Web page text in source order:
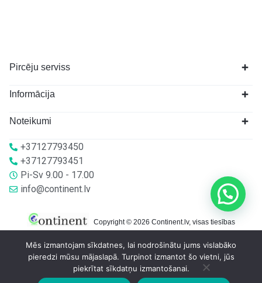
Pircēju serviss
Informācija
Noteikumi
+37127793450
+37127793451
Pi-Sv 9.00 - 17.00
info@continent.lv
Copyright © 2026 Continent.lv, visas tiesības
Mēs izmantojam sīkdatnes, lai nodrošinātu jums vislabāko
pieredzi mūsu mājaslapā. Turpinot izmantot šo vietni, jūs
piekrītat sīkdatņu izmantošanai.